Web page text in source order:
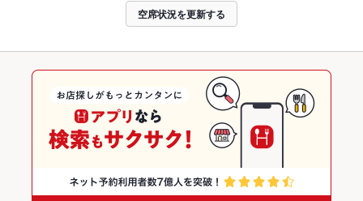
空席状況を更新する